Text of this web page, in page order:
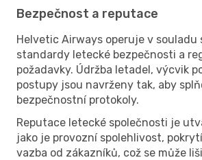
Bezpečnost a reputace
Helvetic Airways operuje v souladu
standardy letecké bezpečnosti a
požadavky. Údržba letadel, výcvik
postupy jsou navrženy tak, aby
bezpečnostní protokoly.
Reputace letecké společnosti je
jako je provozní spolehlivost,
vazba od zákazníků, což se může